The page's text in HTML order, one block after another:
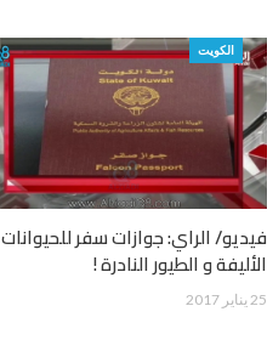
الكويت
فيديو/ الراي: جوازات سفر للحيوانات
الأليفة و الطيور النادرة !
25 يناير 2017